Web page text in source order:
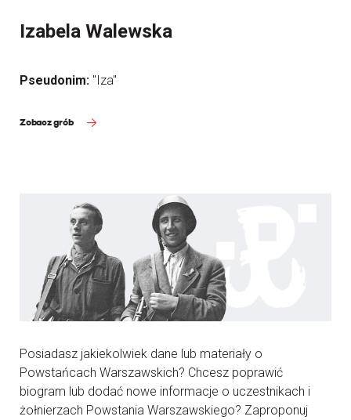
Izabela Walewska
Pseudonim: "Iza"
Zobacz grób
Posiadasz jakiekolwiek dane lub materiały o
Powstańcach Warszawskich? Chcesz poprawić
biogram lub dodać nowe informacje o uczestnikach i
żołnierzach Powstania Warszawskiego? Zaproponuj